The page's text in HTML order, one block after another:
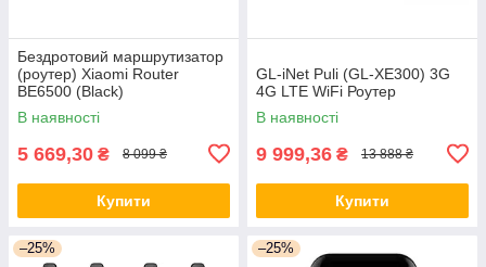
Бездротовий маршрутизатор
(роутер) Xiaomi Router
BE6500 (Black)
В наявності
5 669,30 ₴ 8 099 ₴
Купити
GL-iNet Puli (GL-XE300) 3G
4G LTE WiFi Роутер
В наявності
9 999,36 ₴ 13 888 ₴
Купити
–25% –25%